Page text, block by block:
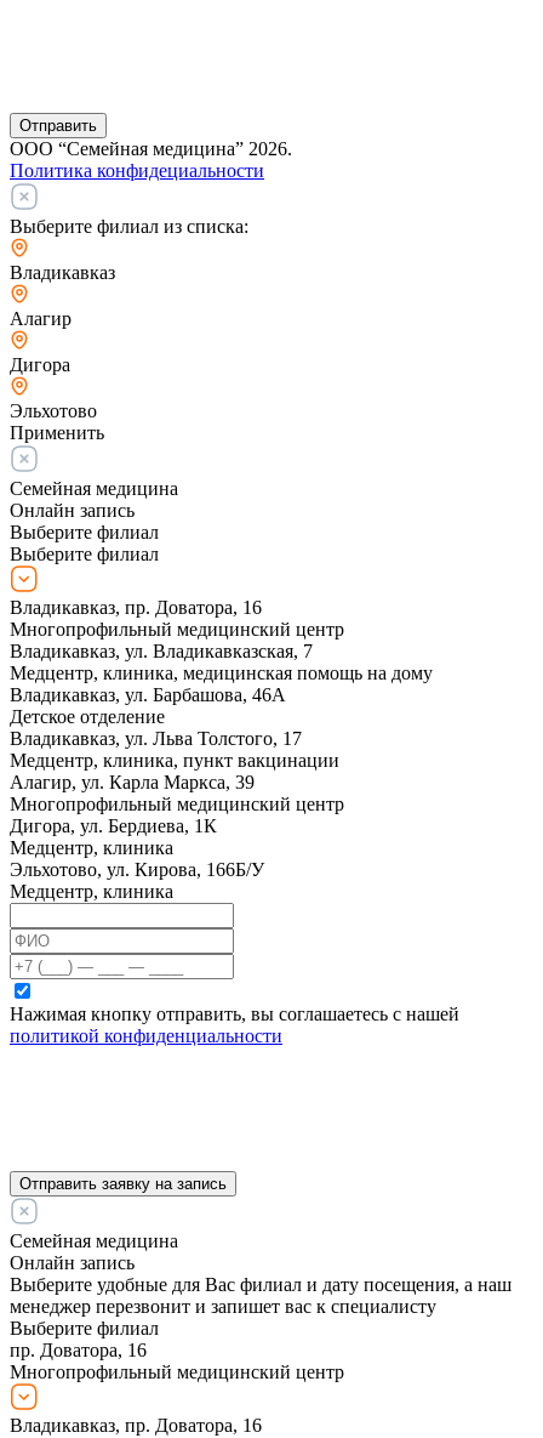
Отправить
ООО “Семейная медицина” 2026.
Политика конфидециальности
Выберите филиал из списка:
Владикавказ
Алагир
Дигора
Эльхотово
Применить
Семейная медицина
Онлайн запись
Выберите филиал
Выберите филиал
Владикавказ, пр. Доватора, 16
Многопрофильный медицинский центр
Владикавказ, ул. Владикавказская, 7
Медцентр, клиника, медицинская помощь на дому
Владикавказ, ул. Барбашова, 46А
Детское отделение
Владикавказ, ул. Льва Толстого, 17
Медцентр, клиника, пункт вакцинации
Алагир, ул. Карла Маркса, 39
Многопрофильный медицинский центр
Дигора, ул. Бердиева, 1К
Медцентр, клиника
Эльхотово, ул. Кирова, 166Б/У
Медцентр, клиника
Нажимая кнопку отправить, вы соглашаетесь с нашей
политикой конфиденциальности
Отправить заявку на запись
Семейная медицина
Онлайн запись
Выберите удобные для Вас филиал и дату посещения, а наш
менеджер перезвонит и запишет вас к специалисту
Выберите филиал
пр. Доватора, 16
Многопрофильный медицинский центр
Владикавказ, пр. Доватора, 16